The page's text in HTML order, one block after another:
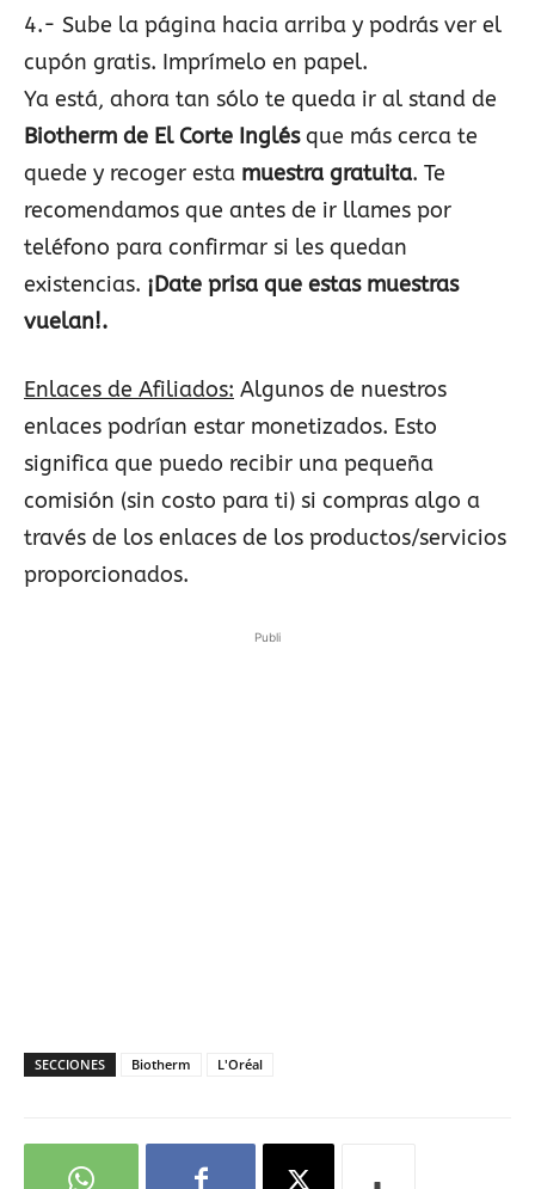
4.- Sube la página hacia arriba y podrás ver el
cupón gratis. Imprímelo en papel.
Ya está, ahora tan sólo te queda ir al stand de
Biotherm de El Corte Inglésque más cerca te
quede y recoger esta muestra gratuita. Te
recomendamos que antes de ir llames por
teléfono para confirmar si les quedan
existencias. ¡Date prisa que estas muestras
vuelan!.
Enlaces de Afiliados: Algunos de nuestros
enlaces podrían estar monetizados. Esto
significa que puedo recibir una pequeña
comisión (sin costo para ti) si compras algo a
través de los enlaces de los productos/servicios
proporcionados.
Publi
SECCIONES Biotherm L'Oréal